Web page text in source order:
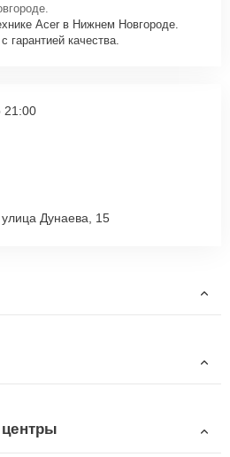
Acer в Нижнем Новгороде.
качества.
Дунаева, 15
21:00